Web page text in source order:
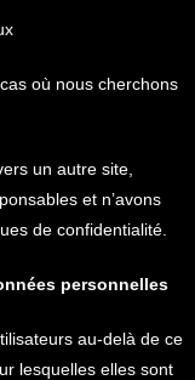
où nous cherchons
un autre site,
et n’avons
de confidentialité.
personnelles
au-delà de ce
lesquelles elles sont